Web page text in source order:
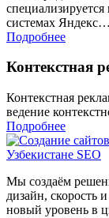
системах Яндекс…
Подробнее
Контекстная
Контекстная
ведение
Подробнее
Мы создаём
дизайн, скорость
новый уровень в